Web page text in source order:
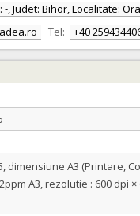
, Judet: Bihor, Localitate:
Tel: +40
dimensiune A3 (Printare,
A3, rezolutie : 600 dpi